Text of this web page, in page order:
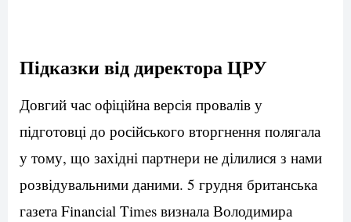
Підказки від директора ЦРУ
Довгий час офіційна версія провалів у
підготовці до російського вторгнення полягала
у тому, що західні партнери не ділилися з нами
розвідувальними даними. 5 грудня британська
газета Financial Times визнала Володимира